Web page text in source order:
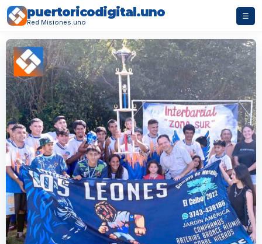
puertoricodigital.uno
Red Misiones.uno
☰